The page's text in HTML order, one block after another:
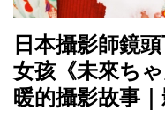
日本攝影師鏡
女孩《未來ち
暖的攝影故事